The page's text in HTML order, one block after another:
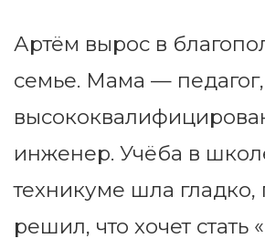
Артём вырос в
семье. Мама —
инженер. Учёба в
техникуме шла гладко,
решил, что хочет стать